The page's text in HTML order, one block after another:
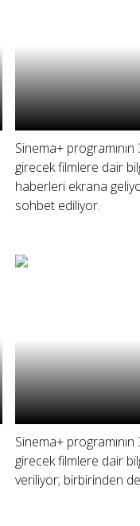
Sinema+
girecek filmlere dair
haberleri ekrana
sohbet ediliyor.
Sinema+
girecek filmlere dair
veriliyor; birbirinden